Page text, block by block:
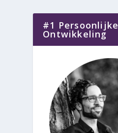
#1 Persoonlijke
Ontwikkeling